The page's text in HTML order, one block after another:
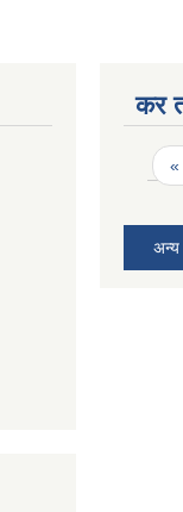
कर
«
अन्य